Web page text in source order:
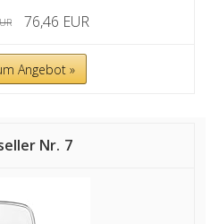
76,46 EUR
Angebot »
7